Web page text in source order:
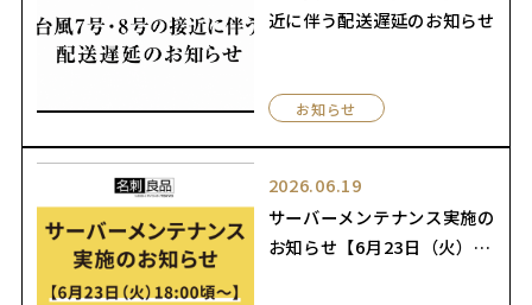
近に伴う配送遅延のお知らせ
お知らせ
2026.06.19
サーバーメンテナンス実施の
お知らせ【6月23日（火）1